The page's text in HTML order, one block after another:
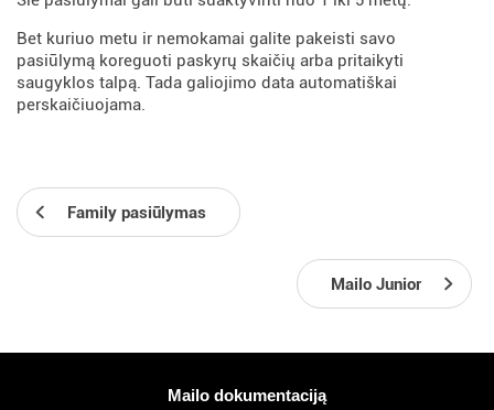
Bet kuriuo metu ir nemokamai galite pakeisti savo
pasiūlymą koreguoti paskyrų skaičių arba pritaikyti
saugyklos talpą. Tada galiojimo data automatiškai
perskaičiuojama.
Family pasiūlymas
Mailo Junior
Daugiau informacijosMailo dokumentaciją